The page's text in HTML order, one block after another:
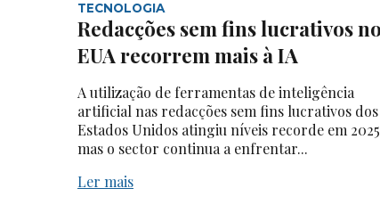
TECNOLOGIA
Redacções sem fins lucrativos
EUA recorrem mais à IA
A utilização de ferramentas de inteligência
artificial nas redacções sem fins lucrativos dos
Estados Unidos atingiu níveis recorde em
mas o sector continua a enfrentar...
Ler mais